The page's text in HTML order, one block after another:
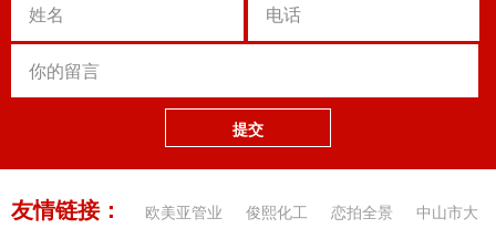
提交
友情链接： 欧美亚管业 俊熙化工 恋拍全景 中山市大